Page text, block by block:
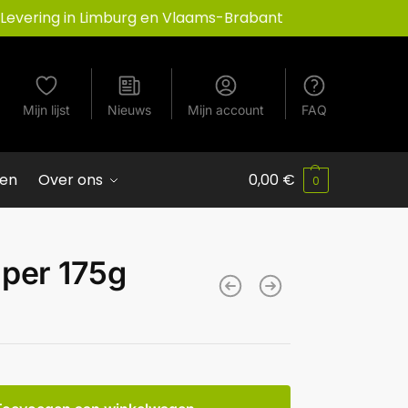
Levering in Limburg en Vlaams-Brabant
Mijn lijst Nieuws Mijn account FAQ
Over ons 0,00 € 0
175g